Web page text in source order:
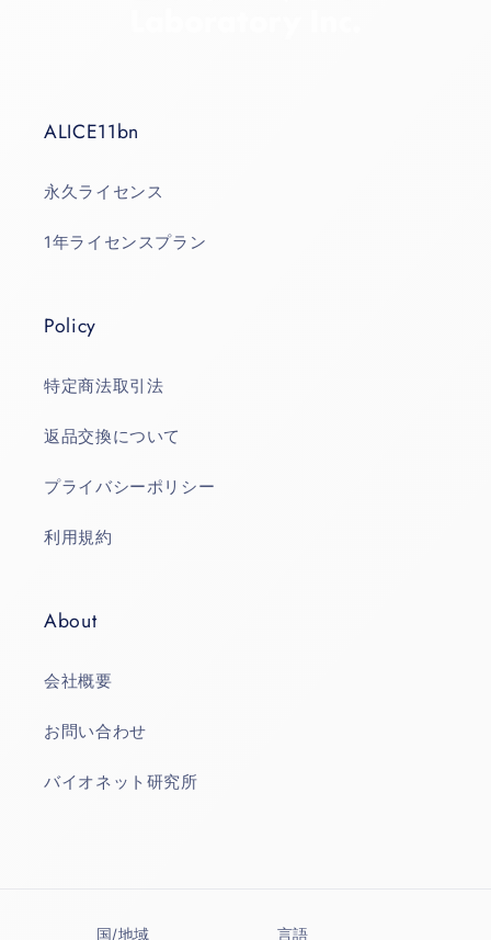
ALICE11bn
永久ライセンス
1年ライセンスプラン
Policy
特定商法取引法
返品交換について
プライバシーポリシー
利用規約
About
会社概要
お問い合わせ
バイオネット研究所
国/地域 言語